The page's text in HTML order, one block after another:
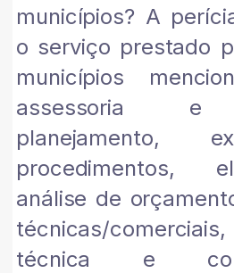
municípios? A
o serviço prestado
municípios
assessoria e
planejamento,
procedimentos,
análise de
técnicas/
técnica e